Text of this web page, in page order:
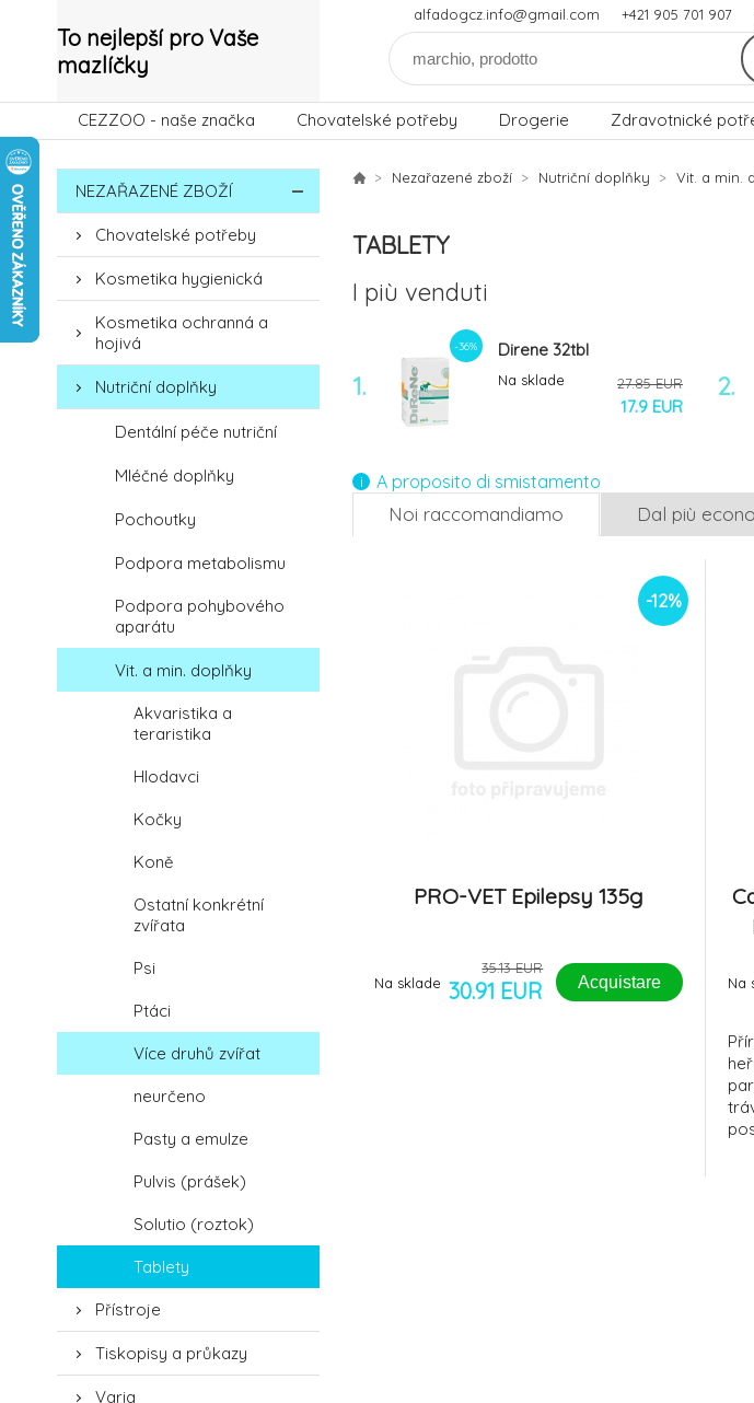
To nejlepší pro Vaše
mazlíčky
alfadogcz.info@gmail.com +421 905 701 907
CEZZOO - naše značka Chovatelské potřeby Drogerie Zdravotnické
NEZAŘAZENÉ ZBOŽÍ
Chovatelské potřeby
Kosmetika hygienická
Kosmetika ochranná a
hojivá
Nutriční doplňky
Dentální péče nutriční
Mléčné doplňky
Pochoutky
Podpora metabolismu
Podpora pohybového
aparátu
Vit. a min. doplňky
Akvaristika a
teraristika
Hlodavci
Kočky
Koně
Ostatní konkrétní
zvířata
Psi
Ptáci
Více druhů zvířat
neurčeno
Pasty a emulze
Pulvis (prášek)
Solutio (roztok)
Tablety
Přístroje
Tiskopisy a průkazy
Varia
Nezařazené zboží Nutriční doplňky Vit. a min.
TABLETY
I più venduti
1.
-36% Direne 32tbl
Na sklade 27.85 EUR
17.9 EUR
2.
A proposito di smistamento
Noi raccomandiamo Dal più
-12%
PRO-VET Epilepsy 135g
Na sklade
35.13 EUR
30.91 EUR Acquistare Na